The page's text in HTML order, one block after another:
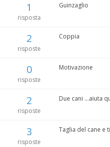
1
risposta
Guinzaglio
2
risposte
Coppia
0
risposte
Motivazione
2
risposte
Due cani ...aiuta
3
risposte
Taglia del cane e